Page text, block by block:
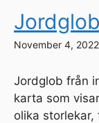
November 4, 2022
Jordglob från
karta som
olika storlekar,